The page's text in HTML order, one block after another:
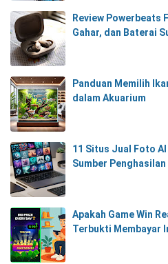
Review Powerbeats
Gahar, dan Baterai
Panduan Memilih
dalam Akuarium
11 Situs Jual Foto
Sumber Penghasilan
Apakah Game Win
Terbukti Membayar